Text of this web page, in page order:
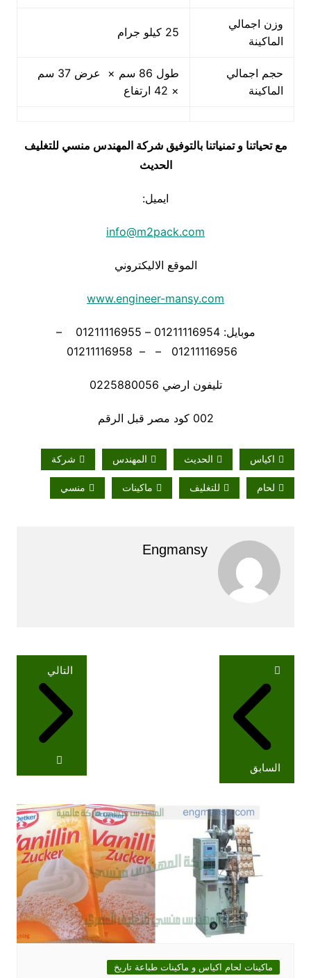
وزن اجمالي
الماكينة
25 كيلو جرام
حجم اجمالي
الماكينة
طول 86 سم × عرض 37 سم
× 42 ارتفاع
مع تحياتنا و تمنياتنا بالتوفيق شركة المهندس منسي للتغليف
الحديث
ايميل:
info@m2pack.com
الموقع الاليكتروني
www.engineer-mansy.com
موبايل: 01211116954 – 01211116955 –
تليفون ارضي 0225880056
002 كود مصر قبل الرقم
اكياس الحديث المهندس شركة
لحام للتغليف ماكينات منسي
Engmansy
تصفّح
المقالات
السابق
التالي
ماكينات لحام اكياس و ماكينات طباعة تاريخ